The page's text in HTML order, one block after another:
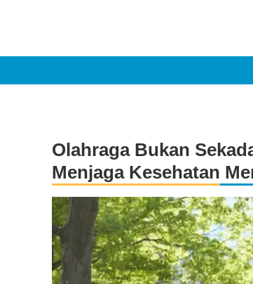
Olahraga Bukan
Menjaga Kesehatan